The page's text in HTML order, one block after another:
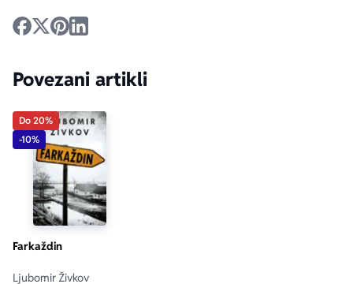
Povezani artikli
Do 20%
-10%
Farkaždin
Ljubomir Živkov